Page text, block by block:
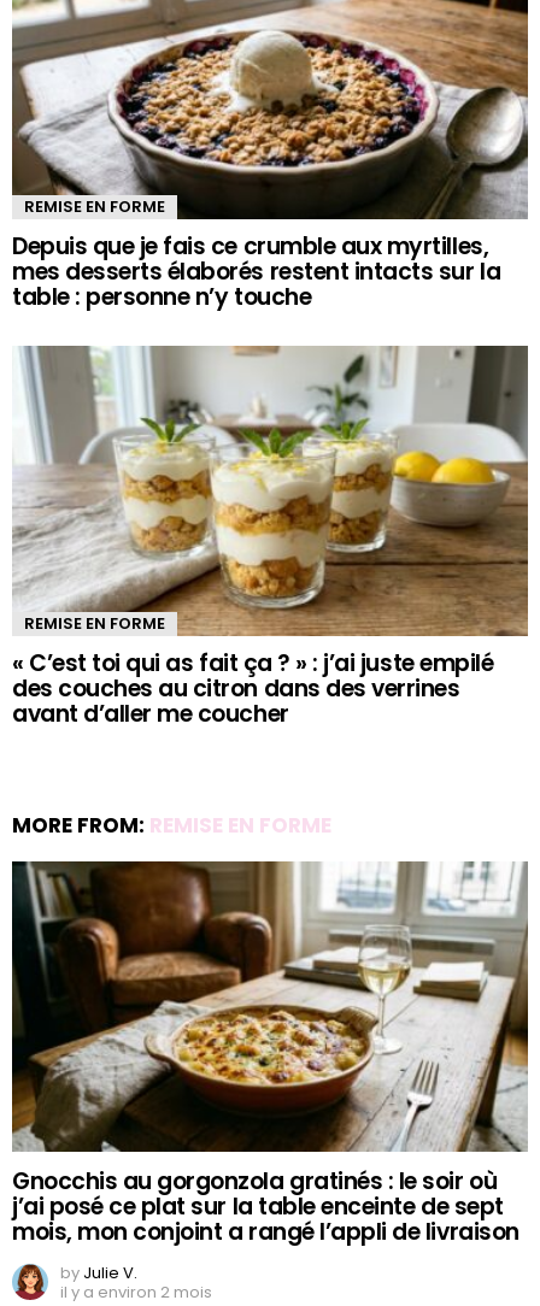
REMISE EN FORME
Depuis que je fais ce crumble aux myrtilles,
mes desserts élaborés restent intacts sur la
table : personne n’y touche
REMISE EN FORME
« C’est toi qui as fait ça ? » : j’ai juste empilé
des couches au citron dans des verrines
avant d’aller me coucher
MORE FROM: REMISE EN FORME
Gnocchis au gorgonzola gratinés : le soir où
j’ai posé ce plat sur la table enceinte de sept
mois, mon conjoint a rangé l’appli de livraison
by Julie V.
il y a environ 2 mois